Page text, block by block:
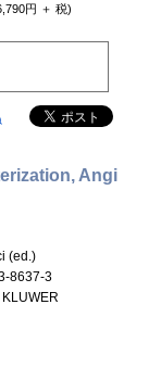
円 ＋ 税)
Angi
(ed.)
8637-3
KLUWER